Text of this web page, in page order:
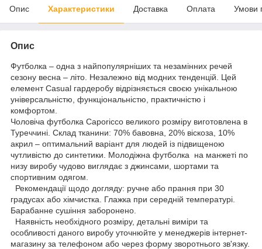
Опис Характеристики Доставка Оплата Умови
Опис
Футболка – одна з найпопулярніших та незамінних речей
сезону весна – літо. Незалежно від модних тенденцій. Цей
елемент Casual гардеробу відрізняється своєю унікальною
універсальністю, функціональністю, практичністю і
комфортом.
Чоловіча футболка Caporicco великого розміру виготовлена в
Туреччині. Склад тканини: 70% бавовна, 20% віскоза, 10%
акрил – оптимальний варіант для людей із підвищеною
чутливістю до синтетики. Молодіжна футболка на манжеті по
низу виробу чудово виглядає з джинсами, шортами та
спортивним одягом.
Рекомендації щодо догляду: ручне або прання при 30
градусах або хімчистка. Глажка при середній температурі.
Барабанне сушіння заборонено.
Наявність необхідного розміру, детальні виміри та
особливості даного виробу уточнюйте у менеджерів інтернет-
магазину за телефоном або через форму зворотнього зв'язку.